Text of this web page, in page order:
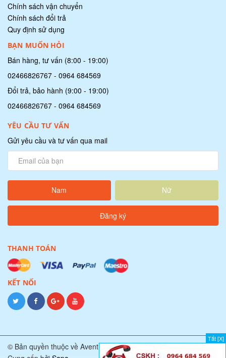
Chính sách vận chuyển
Chính sách đổi trả
Quy định sử dụng
BẠN MUỐN HỎI
Bán hàng, tư vấn (8:00 - 19:00)
02466826767 - 0964 684569
Đổi trả, bảo hành (9:00 - 19:00)
02466826767 - 0964 684569
YÊU CẦU TƯ VẤN
Gửi yêu cầu và tư vấn qua mail
Nam Nữ
THANH TOÁN
KẾT NỐI
© Bản quyền thuộc về Avent Team.
Tắt [X]